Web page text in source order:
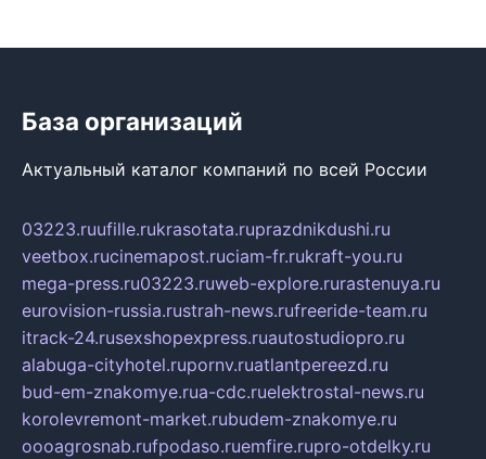
База организаций
Актуальный каталог компаний по всей России
03223.ruufille.rukrasotata.ruprazdnikdushi.ru
veetbox.rucinemapost.ruciam-fr.rukraft-you.ru
mega-press.ru03223.ruweb-explore.rurastenuya.ru
eurovision-russia.rustrah-news.rufreeride-team.ru
itrack-24.rusexshopexpress.ruautostudiopro.ru
alabuga-cityhotel.rupornv.ruatlantpereezd.ru
bud-em-znakomye.rua-cdc.ruelektrostal-news.ru
korolevremont-market.rubudem-znakomye.ru
oooagrosnab.rufpodaso.ruemfire.rupro-otdelky.ru